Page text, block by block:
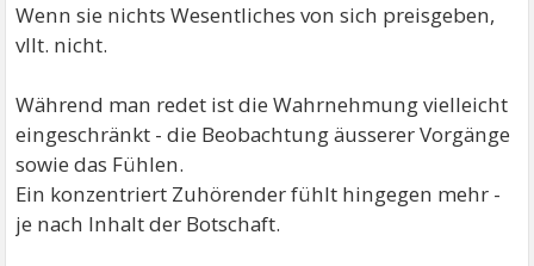
Wenn sie nichts Wesentliches von sich preisgeben,
vllt. nicht.
Während man redet ist die Wahrnehmung vielleicht
eingeschränkt - die Beobachtung äusserer Vorgänge
sowie das Fühlen.
Ein konzentriert Zuhörender fühlt hingegen mehr -
je nach Inhalt der Botschaft.